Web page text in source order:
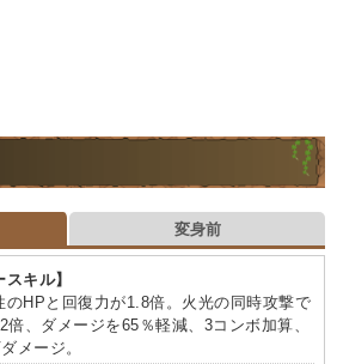
変身前
スキル】
のHPと回復力が1.8倍。火光の同時攻撃で
倍、ダメージを65％軽減、3コンボ加算、
メージ。